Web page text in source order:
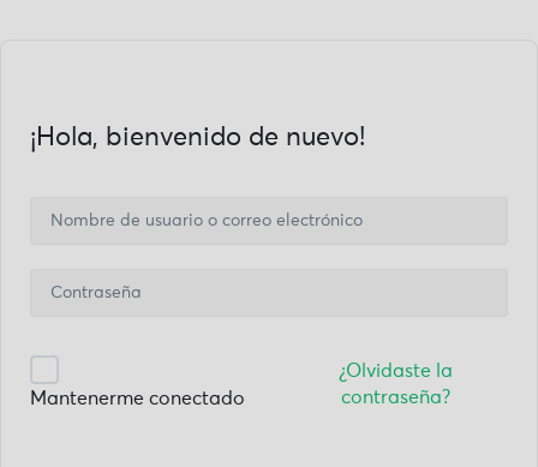
¡Hola, bienvenido de nuevo!
Mantenerme conectado
¿Olvidaste la
contraseña?